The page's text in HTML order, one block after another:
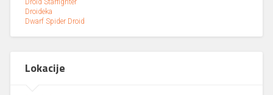
Droid Starfighter
Droideka
Dwarf Spider Droid
Lokacije